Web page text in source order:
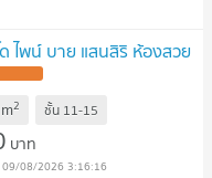
ไพน์ บาย แสนสิริ ห้องสวย
m2 ชั้น 11-15
บาท
09/08/2026 3:16:16